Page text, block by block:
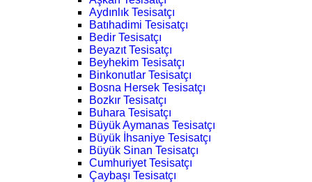
Aydınlık Tesisatçı
Batıhadimi Tesisatçı
Bedir Tesisatçı
Beyazıt Tesisatçı
Beyhekim Tesisatçı
Binkonutlar Tesisatçı
Bosna Hersek Tesisatçı
Bozkır Tesisatçı
Buhara Tesisatçı
Büyük Aymanas Tesisatçı
Büyük İhsaniye Tesisatçı
Büyük Sinan Tesisatçı
Cumhuriyet Tesisatçı
Çaybaşı Tesisatçı